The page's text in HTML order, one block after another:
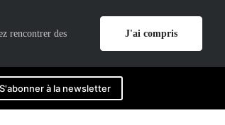
S'abonner à la newsletter
rencontrer des
J'ai compris